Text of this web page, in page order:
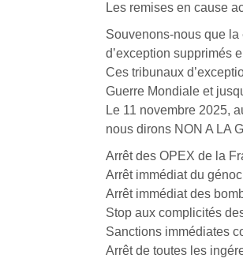
Les remises en cause
Souvenons-nous que
d’exception supprimés
Ces tribunaux
Guerre Mondiale et
Le 11 novembre 2025,
nous dirons NON A LA
Arrêt des OPEX de la
Arrêt immédiat du
Arrêt immédiat des
Stop aux complicités
Sanctions immédiates
Arrêt de toutes les